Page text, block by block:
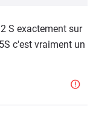
S exactement sur
c'est vraiment un